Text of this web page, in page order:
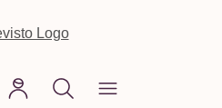
wishlist items
cart contains 0 items.